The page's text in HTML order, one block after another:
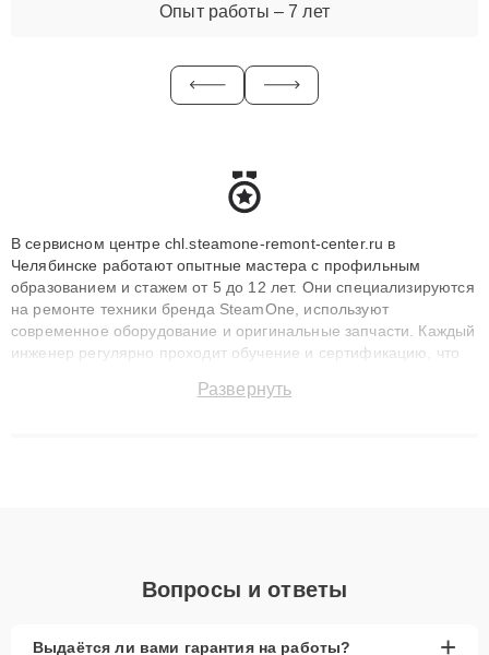
Опыт работы – 7 лет
В сервисном центре chl.steamone-remont-center.ru в
Челябинске работают опытные мастера с профильным
образованием и стажем от 5 до 12 лет. Они специализируются
на ремонте техники бренда SteamOne, используют
современное оборудование и оригинальные запчасти. Каждый
инженер регулярно проходит обучение и сертификацию, что
восстанавливать технику с сохранением гарантии до 3 лет.
Развернуть
Вопросы и ответы
Выдаётся ли вами гарантия на работы? +